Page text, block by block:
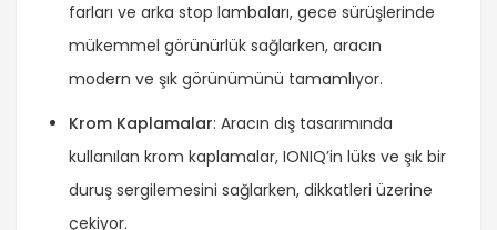
farları ve arka stop lambaları, gece sürüşlerinde
mükemmel görünürlük sağlarken, aracın
modern ve şık görünümünü tamamlıyor.
Krom Kaplamalar: Aracın dış tasarımında
kullanılan krom kaplamalar, IONIQ’in lüks ve şık bir
duruş sergilemesini sağlarken, dikkatleri üzerine
çekiyor.